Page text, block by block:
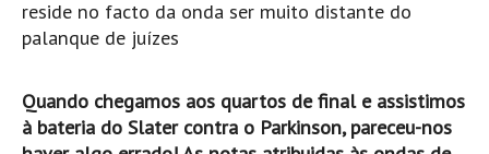
MADEIRA
Machico HD
Seixal HD
BALI / INDONÉSIA
reside no facto da onda ser muito distante do
palanque de juízes
Quando chegamos aos quartos de final e assistimos
à bateria do Slater contra o Parkinson, pareceu-nos